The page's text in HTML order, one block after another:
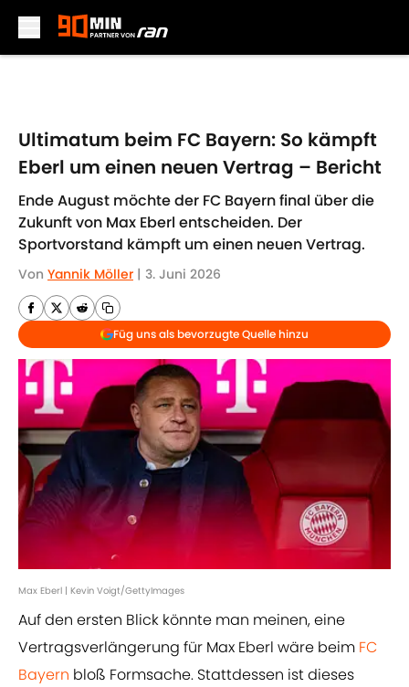
Ultimatum beim FC Bayern: So kämpft
Eberl um einen neuen Vertrag – Bericht
Ende August möchte der FC Bayern final über die
Zukunft von Max Eberl entscheiden. Der
Sportvorstand kämpft um einen neuen Vertrag.
Von Yannik Möller | 3. Juni 2026
Füg uns als bevorzugte Quelle hinzu
Max Eberl | Kevin Voigt/GettyImages
Auf den ersten Blick könnte man meinen, eine
Vertragsverlängerung für Max Eberl wäre beim FC
Bayern bloß Formsache. Stattdessen ist dieses